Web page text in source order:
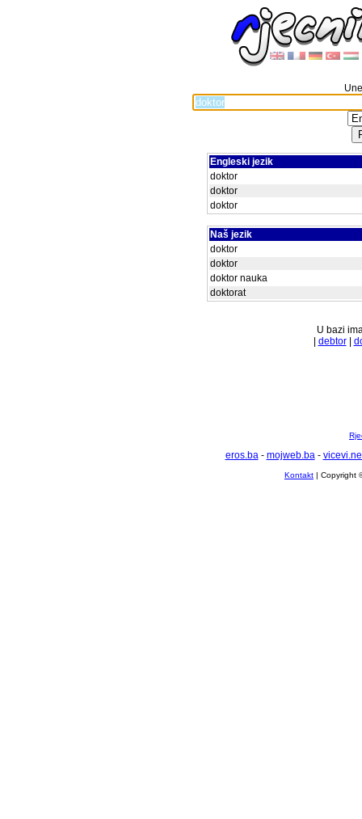
Engleski jezik
doktor
doktor
doktor
Naš jezik
doktor
doktor
doktor nauka
doktorat
U bazi
debtor|
eros.ba- mojweb.ba-
Kontakt | Copyright